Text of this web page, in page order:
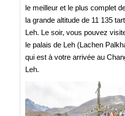
le meilleur et le plus complet
la grande altitude de 11 135
Leh. Le soir, vous pouvez
le palais de Leh (Lachen
qui est à votre arrivée au
Leh.